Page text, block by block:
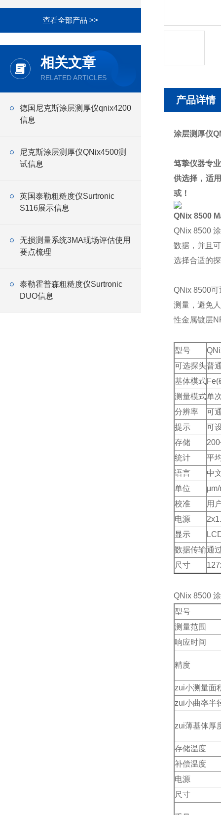
查看全部产品 >>
相关文章
RELATED ARTICLES
德国尼克斯涂层测厚仪qnix4200
信息
尼克斯涂层测厚仪QNix4500测
试信息
英国泰勒粗糙度仪Surtronic
S116展示信息
无损测量系统3MA现场评估使用
要点梳理
泰勒霍普森粗糙度仪Surtronic
DUO信息
产品详情
涂层测厚仪
笃挚仪器专
供选择， 适
或！
QNix 8500
QNix 8500
数据，并且
选择合适的
QNix 8500
测量，避免
性金属镀层
型号
可选探头普
基体模式 Fe(
测量模式单
分辨率
可
提示
可
存储
统计
平
语言
中
单位
校准
用
电源
显示
数据传输通
尺寸
QNix 8500
型号
测量范围
响应时间
精度
zui小测量面
zui小曲率半
zui薄基体厚
存储温度
补偿温度
电源
尺寸